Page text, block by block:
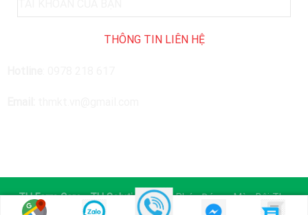
THÔNG TIN LIÊN HỆ
TH Farm Care - TH Solutions| Giải Pháp Đúng - Mùa Bội Thu